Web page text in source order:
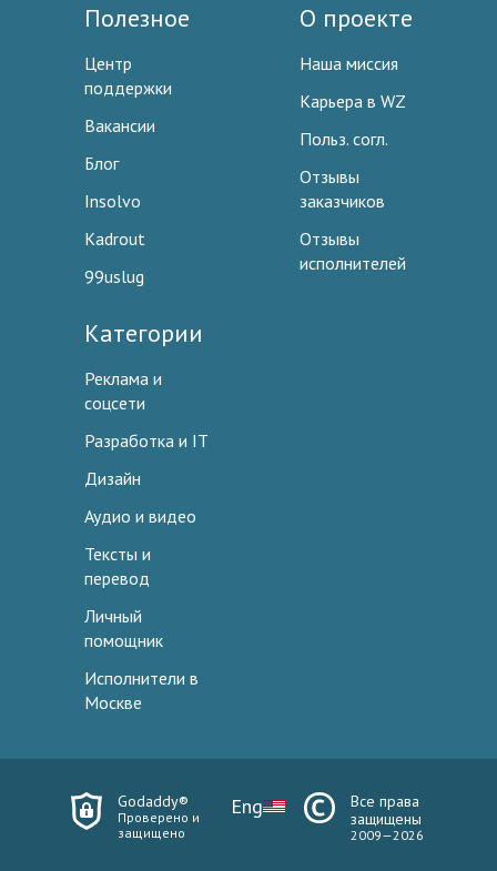
Полезное
Центр
поддержки
Вакансии
Блог
Insolvo
Kadrout
99uslug
О проекте
Наша миссия
Карьера в WZ
Польз. согл.
Отзывы
заказчиков
Отзывы
исполнителей
Категории
Реклама и
соцсети
Разработка и IT
Дизайн
Аудио и видео
Тексты и
перевод
Личный
помощник
Исполнители в
Москве
Godaddy®
Проверено и
защищено
Eng
Все права
защищены
2009—2026